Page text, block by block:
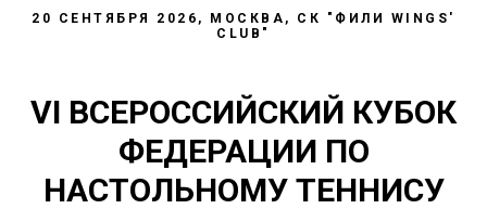
20 СЕНТЯБРЯ 2026, МОСКВА, СК "ФИЛИ WINGS'
CLUB"
VI ВСЕРОССИЙСКИЙ КУБОК
ФЕДЕРАЦИИ ПО
НАСТОЛЬНОМУ ТЕННИСУ